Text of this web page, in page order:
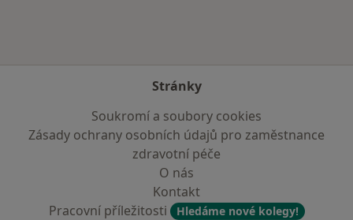
Stránky
Soukromí a soubory cookies
Zásady ochrany osobních údajů pro zaměstnance
zdravotní péče
O nás
Kontakt
Pracovní příležitosti
Hledáme nové kolegy!